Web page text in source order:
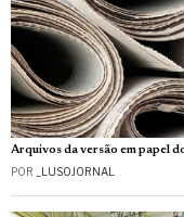
Arquivos da versão em papel
POR _LUSOJORNAL